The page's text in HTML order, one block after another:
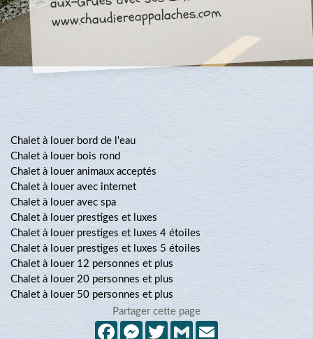
www.chaudiereappalaches.com
Chalet à louer bord de l'eau
Chalet à louer bois rond
Chalet à louer animaux acceptés
Chalet à louer avec internet
Chalet à louer avec spa
Chalet à louer prestiges et luxes
Chalet à louer prestiges et luxes 4 étoiles
Chalet à louer prestiges et luxes 5 étoiles
Chalet à louer 12 personnes et plus
Chalet à louer 20 personnes et plus
Chalet à louer 50 personnes et plus
Partager cette page
FacebookMessenger
TwitterGmail